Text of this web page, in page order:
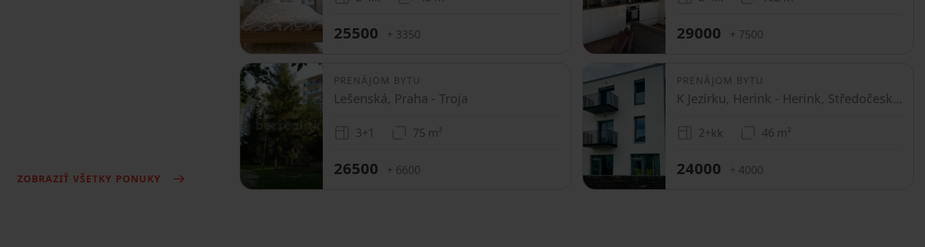
ZOBRAZIŤ VŠETKY PONUKY
25500 + 3350 29000 + 7500
PRENÁJOM BYTU
Lešenská, Praha - Troja
3+1 75 m²
26500 + 6600
PRENÁJOM BYTU
K Jezírku, Herink - Herink, Středočeský kraj
2+kk 46 m²
24000 + 4000